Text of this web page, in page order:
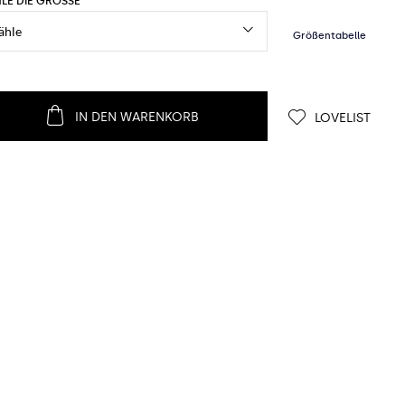
IN DEN WARENKORB LOVELIST